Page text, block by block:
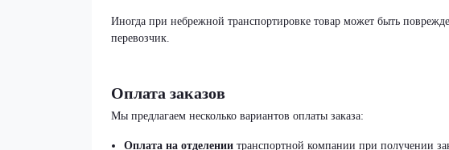
Иногда при небрежной транспортировке товар может быть
перевозчик.
Оплата заказов
Мы предлагаем несколько вариантов оплаты заказа:
Оплата на отделении транспортной компании при получении